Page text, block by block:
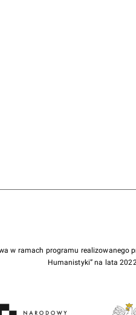
w ramach programu realizowanego
Humanistyki” na lata